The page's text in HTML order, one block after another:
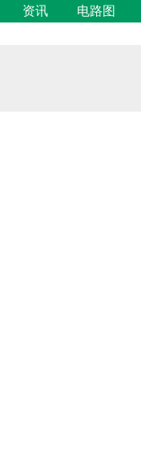
资讯
电路图